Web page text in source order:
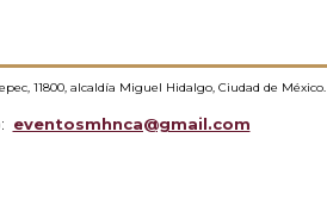
11800, alcaldía Miguel Hidalgo, Ciudad de México.
eventosmhnca@gmail.com